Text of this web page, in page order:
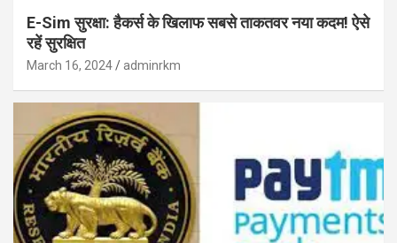
E-Sim सुरक्षा: हैकर्स के खिलाफ सबसे ताकतवर नया कदम! ऐसे
रहें सुरक्षित
March 16, 2024 adminrkm